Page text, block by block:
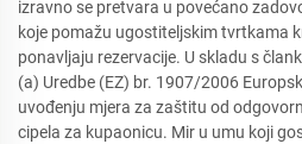
izravno se pretvara u povećano
koje pomažu ugostiteljskim tvrtkama
ponavljaju rezervacije. U skladu s
(a) Uredbe (EZ) br. 1907/2006
uvođenju mjera za zaštitu od
cipela za kupaonicu. Mir u umu koji